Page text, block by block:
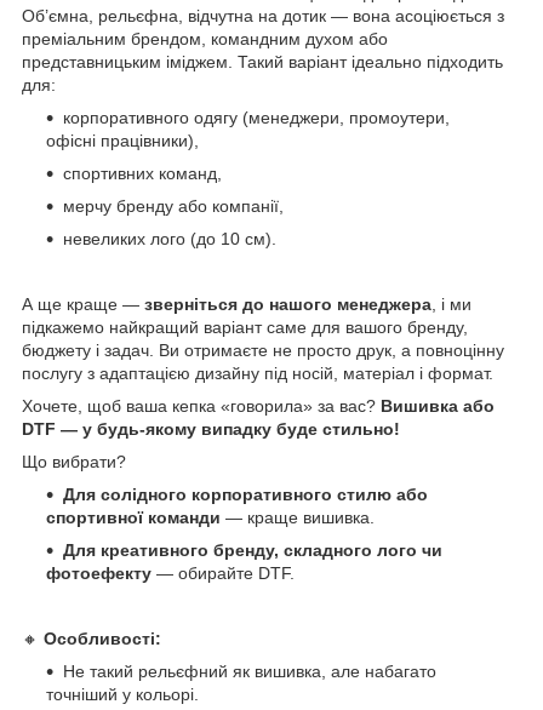
Об’ємна, рельєфна, відчутна на дотик — вона асоціюється з
преміальним брендом, командним духом або
представницьким іміджем. Такий варіант ідеально підходить
для:
корпоративного одягу (менеджери, промоутери,
офісні працівники),
спортивних команд,
мерчу бренду або компанії,
невеликих лого (до 10 см).
А ще краще — зверніться до нашого менеджера, і ми
підкажемо найкращий варіант саме для вашого бренду,
бюджету і задач. Ви отримаєте не просто друк, а повноцінну
послугу з адаптацією дизайну під носій, матеріал і формат.
Хочете, щоб ваша кепка «говорила» за вас? Вишивка або
DTF — у будь-якому випадку буде стильно!
Що вибрати?
Для солідного корпоративного стилю або
спортивної команди — краще вишивка.
Для креативного бренду, складного лого чи
фотоефекту — обирайте DTF.
🔸 Особливості:
Не такий рельєфний як вишивка, але набагато
точніший у кольорі.